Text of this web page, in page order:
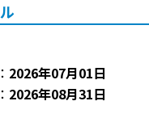
2026年07月01日
2026年08月31日